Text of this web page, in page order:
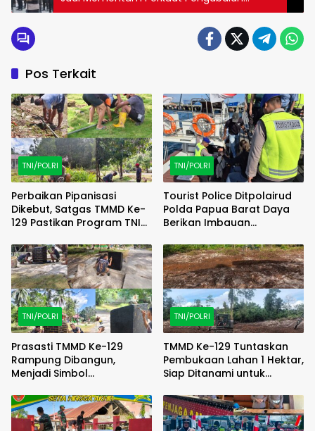
kepada Masyarakat
Pos Terkait
TNI/POLRI
Perbaikan Pipanisasi
Dikebut, Satgas TMMD Ke-
129 Pastikan Program TNI
Segera Dinikmati Warga
Kampung Sesor
TNI/POLRI
Tourist Police Ditpolairud
Polda Papua Barat Daya
Berikan Imbauan
Wisatawan
TNI/POLRI
Prasasti TMMD Ke-129
Rampung Dibangun,
Menjadi Simbol
Kenangan Abadi untuk
Kampung Sesor
TNI/POLRI
TMMD Ke-129 Tuntaskan
Pembukaan Lahan 1 Hektar,
Siap Ditanami untuk
Pangan Kampung Sesor